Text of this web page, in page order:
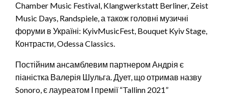
Сhamber Music Festival, Klangwerkstatt Berliner, Zeist
Music Days, Randspiele, а також головні музичні
форуми в Україні: KyivMusicFest, Bouquet Kyiv Stage,
Контрасти, Odessa Classics.
Постійним ансамблевим партнером Андрія є
піаністка Валерія Шульга. Дует, що отримав назву
Sonoro, є лауреатом І премії “Tallinn 2021”